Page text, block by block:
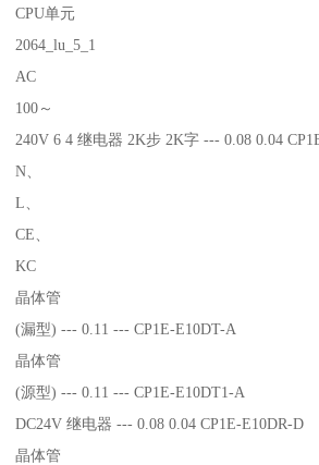
CPU单元
2064_lu_5_1
AC
100～
240V 6 4 继电器 2K步 2K字 --- 0.08 0.04
N、
L、
CE、
KC
晶体管
(漏型) --- 0.11 --- CP1E-E10DT-A
晶体管
(源型) --- 0.11 --- CP1E-E10DT1-A
DC24V 继电器 --- 0.08 0.04 CP1E-E10DR-D
晶体管